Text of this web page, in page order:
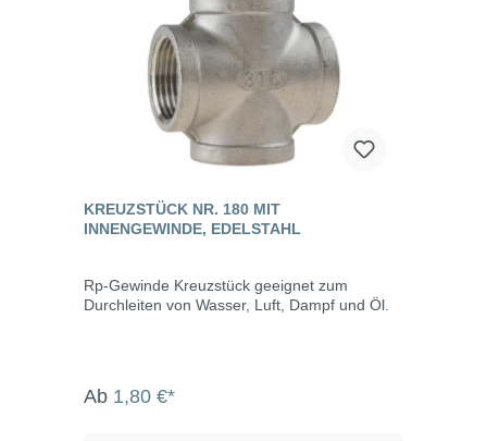
KREUZSTÜCK NR. 180 MIT
INNENGEWINDE, EDELSTAHL
Rp-Gewinde Kreuzstück geeignet zum
Durchleiten von Wasser, Luft, Dampf und Öl.
Ab 1,80 €*